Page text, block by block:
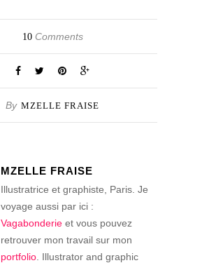
10Comments
By MZELLE FRAISE
MZELLE FRAISE
Illustratrice et graphiste, Paris. Je
voyage aussi par ici :
Vagabonderie et vous pouvez
retrouver mon travail sur mon
portfolio . Illustrator and graphic